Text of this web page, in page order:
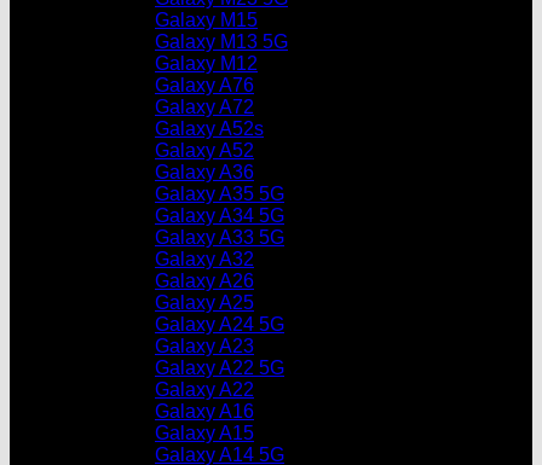
Galaxy M15
Galaxy M13 5G
Galaxy M12
Galaxy A76
Galaxy A72
Galaxy A52s
Galaxy A52
Galaxy A36
Galaxy A35 5G
Galaxy A34 5G
Galaxy A33 5G
Galaxy A32
Galaxy A26
Galaxy A25
Galaxy A24 5G
Galaxy A23
Galaxy A22 5G
Galaxy A22
Galaxy A16
Galaxy A15
Galaxy A14 5G